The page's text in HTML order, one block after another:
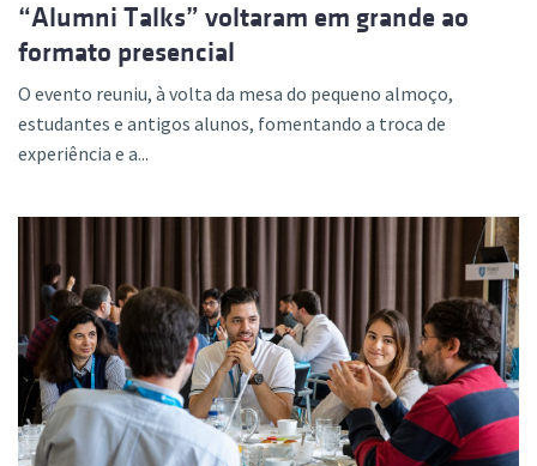
“Alumni Talks” voltaram em grande ao
formato presencial
O evento reuniu, à volta da mesa do pequeno almoço,
estudantes e antigos alunos, fomentando a troca de
experiência e a...